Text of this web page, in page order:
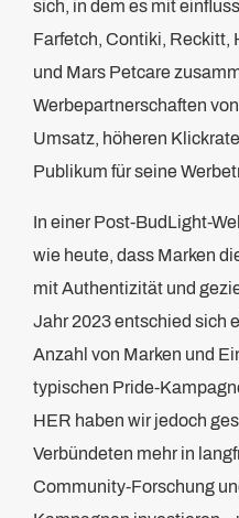
sich, in dem es mit
Farfetch, Contiki, Reckitt,
und Mars Petcare
Werbepartnerschaften
Umsatz, höheren
Publikum für seine
In einer Post-BudLight-
wie heute, dass Marken
mit Authentizität und
Jahr 2023 entschied sich
Anzahl von Marken und
typischen Pride-
HER haben wir jedoch
Verbündeten mehr in
Community-Forschung